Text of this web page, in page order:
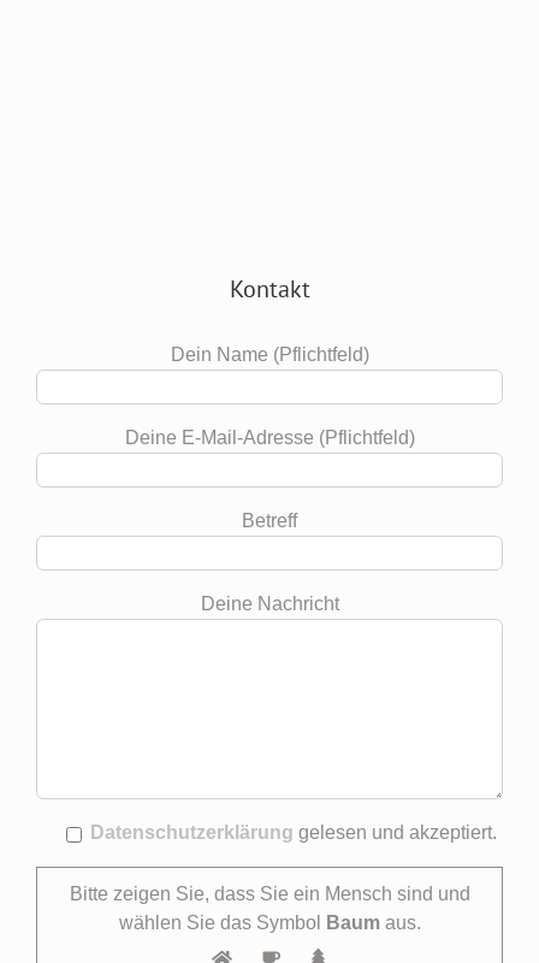
Kontakt
Dein Name (Pflichtfeld)
Deine E-Mail-Adresse (Pflichtfeld)
Betreff
Deine Nachricht
Datenschutzerklärung gelesen und akzeptiert.
Bitte zeigen Sie, dass Sie ein Mensch sind und
wählen Sie das Symbol
Baumaus.